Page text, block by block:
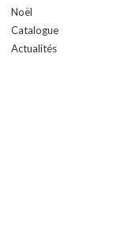
Noël
Catalogue
Actualités